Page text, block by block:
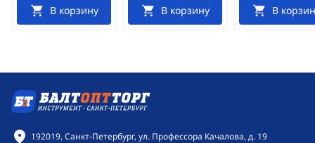
В корзину В корзину В
Контактная информация
192019, Санкт-Петербург, ул. Профессора Качалова, д. 19